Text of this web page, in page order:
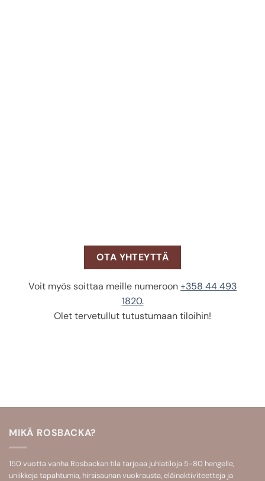
OTA YHTEYTTÄ
Voit myös soittaa meille numeroon+358 44 493
1820.
Olet tervetullut tutustumaan tiloihin!
MIKÄ ROSBACKA?
150 vuotta vanha Rosbackan tila tarjoaa juhlatiloja 5-80 hengelle,
uniikkeja tapahtumia, hirsisaunanvuokrausta,eläinaktiviteetteja ja